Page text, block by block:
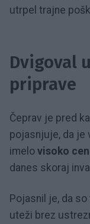
utrpel trajne
Dvigoval
priprave
Čeprav je pred
pojasnjuje, da je
imelo visoko
danes skoraj
Pojasnil je, da
uteži brez